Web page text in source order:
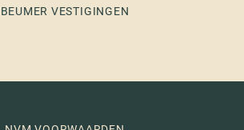
BEUMER VESTIGINGEN